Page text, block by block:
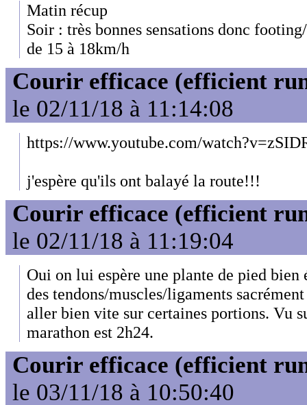
Matin récup
Soir : très bonnes sensations donc
de 15 à 18km/h
Courir efficace (efficient
le 02/11/18 à 11:14:08
https://www.youtube.com/
j'espère qu'ils ont balayé la route!!!
Courir efficace (efficient
le 02/11/18 à 11:19:04
Oui on lui espère une plante de pied
des tendons/muscles/ligaments
aller bien vite sur certaines portions. Vu
marathon est 2h24.
Courir efficace (efficient
le 03/11/18 à 10:50:40